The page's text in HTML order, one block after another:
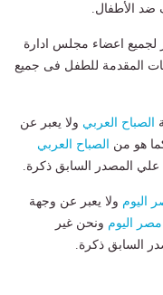
ضد الأطفال.
لجميع اعضاء مجلس ادارة
المقدمة للطفل فى جميع
الصباح العربي ولا يعبر عن
هو من
الصباح العربي
علي المصدر السابق ذكرة.
اليوم ولا يعبر عن وجهة
مصر اليوم ونحن غير
السابق ذكرة.